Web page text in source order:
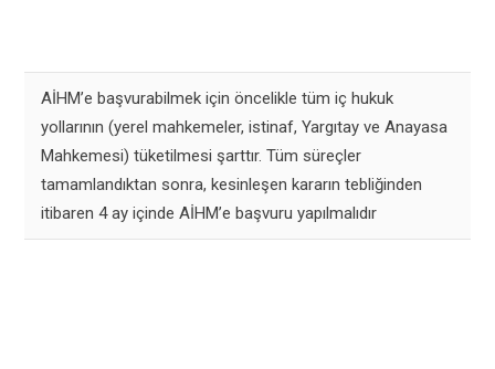
AİHM’e başvurabilmek için öncelikle tüm iç hukuk
yollarının (yerel mahkemeler, istinaf, Yargıtay ve Anayasa
Mahkemesi) tüketilmesi şarttır. Tüm süreçler
tamamlandıktan sonra, kesinleşen kararın tebliğinden
itibaren 4 ay içinde AİHM’e başvuru yapılmalıdır